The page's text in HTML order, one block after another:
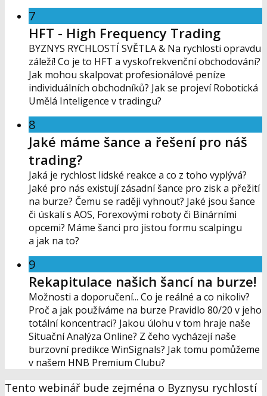
7
HFT - High Frequency Trading
BYZNYS RYCHLOSTÍ SVĚTLA & Na rychlosti opravdu
záleží! Co je to HFT a vyskofrekvenční obchodování?
Jak mohou skalpovat profesionálové peníze
individuálních obchodníků? Jak se projeví Robotická
Umělá Inteligence v tradingu?
8
Jaké máme šance a řešení pro náš
trading?
Jaká je rychlost lidské reakce a co z toho vyplývá?
Jaké pro nás existují zásadní šance pro zisk a přežití
na burze? Čemu se raději vyhnout? Jaké jsou šance
či úskalí s AOS, Forexovými roboty či Binárními
opcemi? Máme šanci pro jistou formu scalpingu
a jak na to?
9
Rekapitulace našich šancí na burze!
Možnosti a doporučení... Co je reálné a co nikoliv?
Proč a jak používáme na burze Pravidlo 80/20 v jeho
totální koncentraci? Jakou úlohu v tom hraje naše
Situační Analýza Online? Z čeho vycházejí naše
burzovní predikce WinSignals? Jak tomu pomůžeme
v našem HNB Premium Clubu?
Tento webinář bude zejména o Byznysu rychlostí